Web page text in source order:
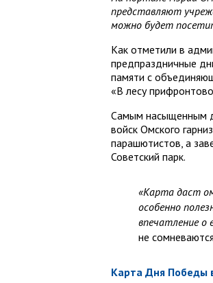
представляют
можно будет
Как отметили в
предпраздничные
памяти с
«В лесу
Самым насыщенным
войск Омского
парашютистов, а
Советский парк.
«Карта даст
особенно
впечатление о
не
Карта Дня Победы